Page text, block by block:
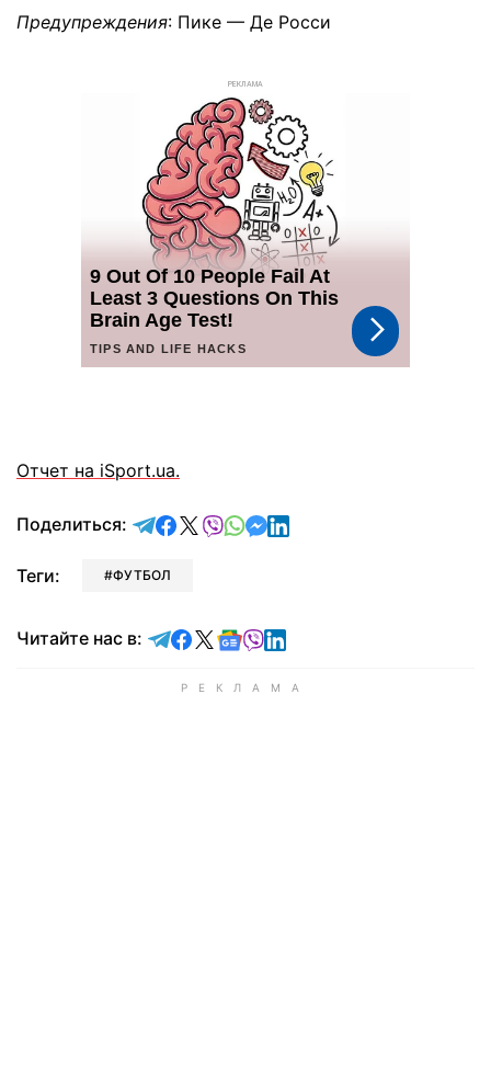
Предупреждения: Пике — Де Росси
РЕКЛАМА
Отчет на iSport.ua.
Поделиться: отправить в Telegram
поделиться в Facebook
поделиться в X
отправить в Viber
отправить в Whatsapp
отправить в Messenger
отправить в LinkedIn
Теги: ФУТБОЛ
Читайте нас в: Читайте в Telegram
Читайте в Facebook
Читайте в X
Читайте в Google news
Читайте в Viber
Читайте в LinkedIn